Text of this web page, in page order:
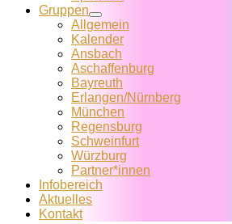
Gruppen
Allgemein
Kalender
Ansbach
Aschaffenburg
Bayreuth
Erlangen/Nürnberg
München
Regensburg
Schweinfurt
Würzburg
Partner*innen
Infobereich
Aktuelles
Kontakt